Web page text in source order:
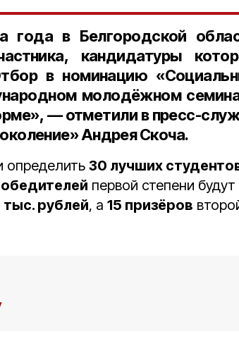
года в Белгородской
, кандидатуры
в номинацию «
молодёжном
— отметили в пресс-
Андрея Скоча.
определить 30 лучших
первой степени будут
тыс. рублей, а 15 призёров